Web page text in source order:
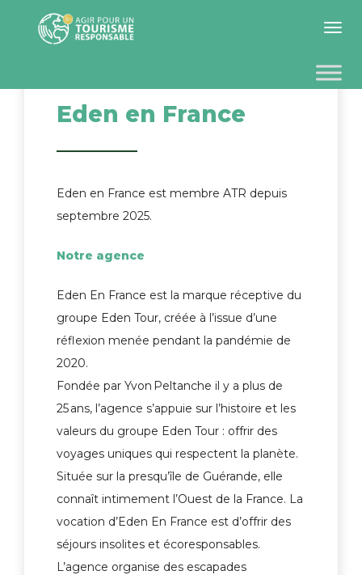
Toggle
Eden en France
Eden en France est membre ATR depuis
septembre 2025.
Notre agence
Eden En France est la marque réceptive du
groupe Eden Tour, créée à l’issue d’une
réflexion menée pendant la pandémie de
2020.
Fondée par Yvon Peltanche il y a plus de
25 ans, l’agence s’appuie sur l’histoire et les
valeurs du groupe Eden Tour : offrir des
voyages uniques qui respectent la planète.
Située sur la presqu’île de Guérande, elle
connaît intimement l’Ouest de la France. La
vocation d’Eden En France est d’offrir des
séjours insolites et écoresponsables.
L’agence organise des escapades